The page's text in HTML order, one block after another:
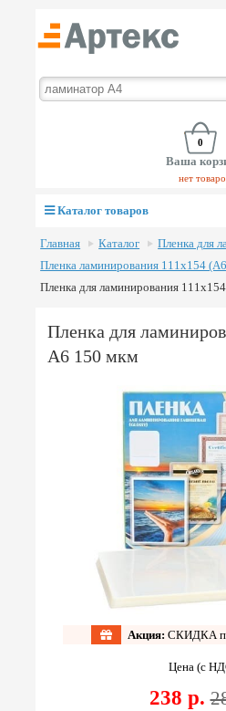
0
Ваша
нет
Каталог товаров
Главная Каталог
Пленка для
Пленка ламинирования 111х154
Пленка для ламинирования
Пленка для
А6 150 мкм
Акция: СКИДКА
Цена (с
238 р.